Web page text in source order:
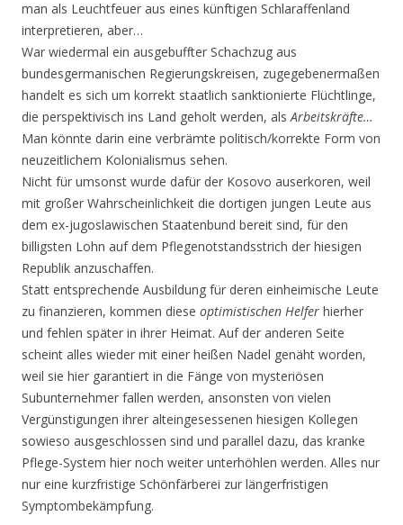
man als Leuchtfeuer aus eines künftigen Schlaraffenland
interpretieren, aber…
War wiedermal ein ausgebuffter Schachzug aus
bundesgermanischen Regierungskreisen, zugegebenermaßen
handelt es sich um korrekt staatlich sanktionierte Flüchtlinge,
die perspektivisch ins Land geholt werden, als Arbeitskräfte…
Man könnte darin eine verbrämte politisch/korrekte Form von
neuzeitlichem Kolonialismus sehen.
Nicht für umsonst wurde dafür der Kosovo auserkoren, weil
mit großer Wahrscheinlichkeit die dortigen jungen Leute aus
dem ex-jugoslawischen Staatenbund bereit sind, für den
billigsten Lohn auf dem Pflegenotstandsstrich der hiesigen
Republik anzuschaffen.
Statt entsprechende Ausbildung für deren einheimische Leute
zu finanzieren, kommen diese optimistischen Helfer hierher
und fehlen später in ihrer Heimat. Auf der anderen Seite
scheint alles wieder mit einer heißen Nadel genäht worden,
weil sie hier garantiert in die Fänge von mysteriösen
Subunternehmer fallen werden, ansonsten von vielen
Vergünstigungen ihrer alteingesessenen hiesigen Kollegen
sowieso ausgeschlossen sind und parallel dazu, das kranke
Pflege-System hier noch weiter unterhöhlen werden. Alles nur
nur eine kurzfristige Schönfärberei zur längerfristigen
Symptombekämpfung.